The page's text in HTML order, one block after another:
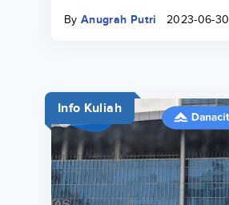
By Anugrah Putri 2023-06-30
Info Kuliah